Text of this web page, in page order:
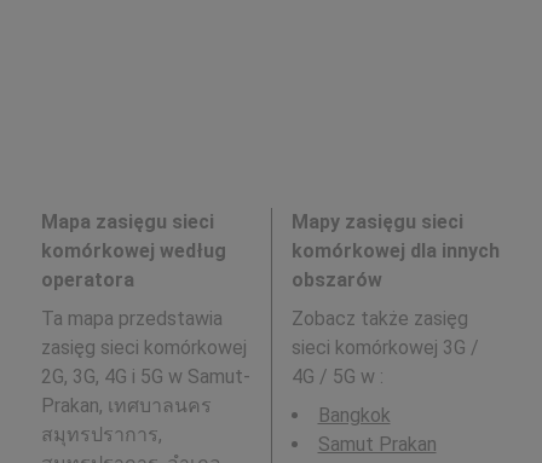
Mapa zasięgu sieci
komórkowej według
operatora
Ta mapa przedstawia
zasięg sieci komórkowej
2G, 3G, 4G i 5G w Samut-
Prakan, เทศบาลนคร
สมุทรปราการ,
Mapy zasięgu sieci
komórkowej dla innych
obszarów
Zobacz także zasięg
sieci komórkowej 3G /
4G / 5G w :
Bangkok
Samut Prakan